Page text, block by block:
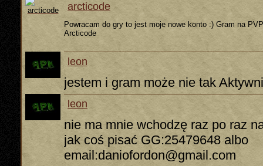
arcticode
Powracam do gry to jest moje nowe konto :) Gram na
Arcticode
leon
jestem i gram może nie tak
leon
nie ma mnie wchodzę raz po raz
jak coś pisać GG:25479648 albo
email:daniofordon@gmail.com